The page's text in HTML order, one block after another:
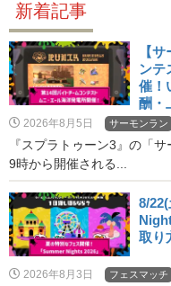
新着記事
【
ンテ
催！
酬・
3・
2026年8月5日 サーモンラン
『スプラトゥーン3』の「
9時から開催される...
8/
取り
2026年8月3日 フェスマッチ